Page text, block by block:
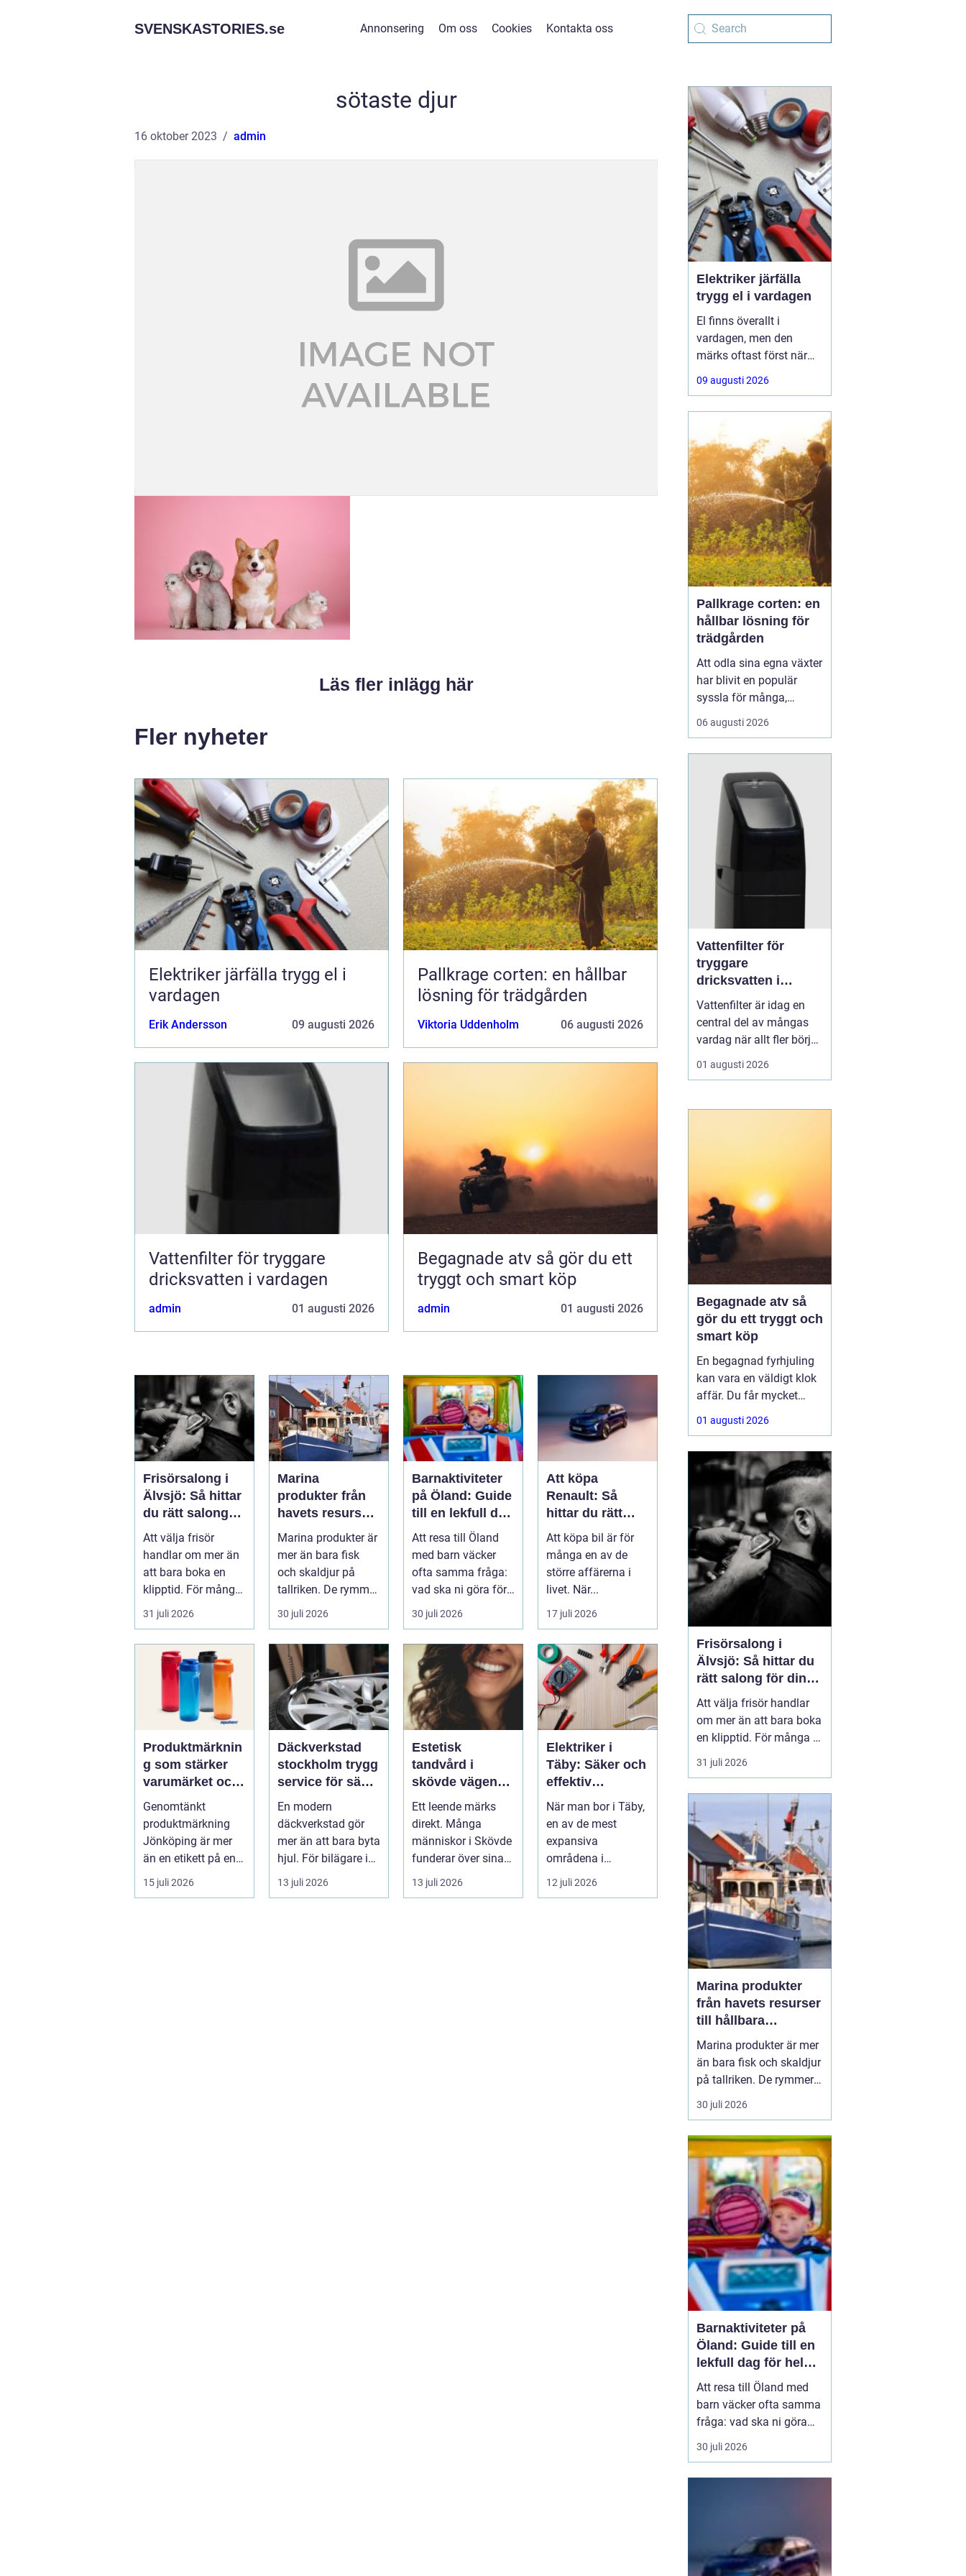
SVENSKASTORIES.se Annonsering Om oss Cookies Kontakta oss
sötaste djur
16 oktober 2023 admin
Läs fler inlägg här
Fler nyheter
Elektriker järfälla trygg el i
vardagen
Erik Andersson 09 augusti 2026
Pallkrage corten: en hållbar
lösning för trädgården
Viktoria Uddenholm 06 augusti 2026
Vattenfilter för tryggare
dricksvatten i vardagen
admin 01 augusti 2026
Begagnade atv så gör du ett
tryggt och smart köp
admin 01 augusti 2026
Frisörsalong i
Älvsjö: Så hittar
du rätt salong
för din stil och
vardag
Att välja frisör
handlar om mer än
att bara boka en
klipptid. För många
&a...
31 juli 2026
Marina
produkter från
havets resurser
till hållbara
upplevelser
Marina produkter är
mer än bara fisk
och skaldjur på
tallriken. De rymmer
allt från mat och
hälsa ti...
30 juli 2026
Barnaktiviteter
på Öland: Guide
till en lekfull dag
för hela familjen
Att resa till Öland
med barn väcker
ofta samma fråga:
vad ska ni göra för
30 juli 2026
Att köpa
Renault: Så
hittar du rätt
modell för din
vardag
Att köpa bil är för
många en av de
större affärerna i
livet. När...
17 juli 2026
Produktmärknin
g som stärker
varumärket och
förenklar
vardagen
Genomtänkt
produktmärkning
Jönköping är mer
än en etikett på en
15 juli 2026
Däckverkstad
stockholm trygg
service för säkra
mil året runt
En modern
däckverkstad gör
mer än att bara byta
hjul. För bilägare i
Stockholm handlar
valet av däck...
13 juli 2026
Estetisk
tandvård i
skövde vägen
till ett leende du
trivs med
Ett leende märks
direkt. Många
människor i Skövde
funderar över sina
tänder, men skjuter
upp att gör...
13 juli 2026
Elektriker i
Täby: Säker och
effektiv
elinstallation i
norrort
När man bor i Täby,
en av de mest
expansiva
områdena i
Stockholms norrort,
är b...
12 juli 2026
Elektriker järfälla
trygg el i vardagen
El finns överallt i
vardagen, men den
märks oftast först när
något slutar fungera. I
Järfälla växer både
företagsfastigheter, och
kraven på säkra
elinstallationer ökar i
takt med fler laddboxar,
solceller och moderna
kök. Då blir
09 augusti 2026
Pallkrage corten: en
hållbar lösning för
trädgården
Att odla sina egna växter
har blivit en populär
syssla för många,
oavsett om det handlar
om att ha en prunkande
balkongträdgård i stan.
En av de mest effektiva
och este...
06 augusti 2026
Vattenfilter för
tryggare
dricksvatten i
vardagen
Vattenfilter är idag en
central del av mångas
vardag när allt fler börjar
fundera på kvaliteten på
vattnet som kommer ur
vatten för givet, men
01 augusti 2026
Begagnade atv så
gör du ett tryggt och
smart köp
En begagnad fyrhjuling
kan vara en väldigt klok
affär. Du får mycket
funktion för pengarna
och slipper den största
ofta kommer direkt när
en maskin är ny.
Samtidigt kräver ett
andrahandsköp mer
eftertanke. Den som vill
köpa
01 augusti 2026
Frisörsalong i
Älvsjö: Så hittar du
rätt salong för din
stil och vardag
Att välja frisör handlar
om mer än att bara boka
en klipptid. För många är
frisörbesöket en paus i
vardagen, en chans att
känna sig mer som sig
själv. I Älvsjö fi...
31 juli 2026
Marina produkter
från havets resurser
till hållbara
upplevelser
Marina produkter är mer
än bara fisk och skaldjur
på tallriken. De rymmer
allt från mat och hälsa
till friluftsliv, kultur och
områden spelar havet en
central roll för både
ekonomi och livskvalitet.
När fler söker sig mot
nat...
30 juli 2026
Barnaktiviteter på
Öland: Guide till en
lekfull dag för hela
familjen
Att resa till Öland med
barn väcker ofta samma
fråga: vad ska ni göra
för att alla ska trivas,
oavsett ålder och
30 juli 2026